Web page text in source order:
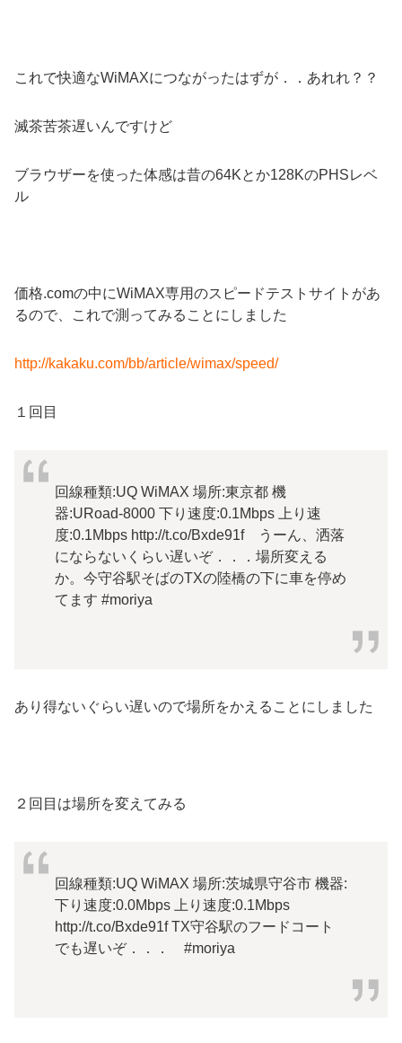
これで快適なWiMAXにつながったはずが．．あれれ？？
滅茶苦茶遅いんですけど
ブラウザーを使った体感は昔の64Kとか128KのPHSレベ
ル
価格.comの中にWiMAX専用のスピードテストサイトがあ
るので、これで測ってみることにしました
http://kakaku.com/bb/article/wimax/speed/
１回目
回線種類:UQ WiMAX 場所:東京都 機
器:URoad-8000 下り速度:0.1Mbps 上り速
度:0.1Mbps http://t.co/Bxde91f うーん、洒落
にならないくらい遅いぞ．．．場所変える
か。今守谷駅そばのTXの陸橋の下に車を停め
てます #moriya
あり得ないぐらい遅いので場所をかえることにしました
２回目は場所を変えてみる
回線種類:UQ WiMAX 場所:茨城県守谷市 機器:
下り速度:0.0Mbps 上り速度:0.1Mbps
http://t.co/Bxde91f TX守谷駅のフードコート
でも遅いぞ．．． #moriya